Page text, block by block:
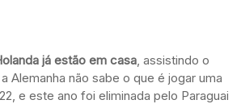
já estão em casa , assistindo o
Alemanha não sabe o que é jogar uma
e este ano foi eliminada pelo Paraguai